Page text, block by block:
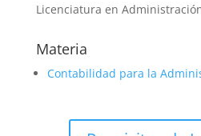
Licenciatura en
Materia
Contabilidad para la